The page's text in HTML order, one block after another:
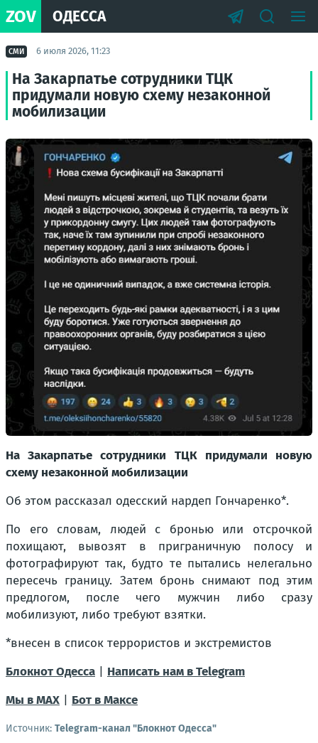
ZOV ОДЕССА
СМИ 6 июля 2026, 11:23
На Закарпатье сотрудники ТЦК
придумали новую схему незаконной
мобилизации
На Закарпатье сотрудники ТЦК придумали новую
схему незаконной мобилизации
Об этом рассказал одесский нардеп Гончаренко*.
По его словам, людей с бронью или отсрочкой
похищают, вывозят в приграничную полосу и
фотографируют так, будто те пытались нелегально
пересечь границу. Затем бронь снимают под этим
предлогом, после чего мужчин либо сразу
мобилизуют, либо требуют взятки.
*внесен в список террористов и экстремистов
Блокнот Одесса
Написать нам в Telegram
Мы в МАХ
Бот в Максе
Источник: Telegram-канал "Блокнот Одесса"